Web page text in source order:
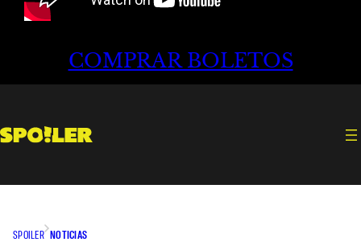
COMPRAR BOLETOS
SPOILER NOTICIAS